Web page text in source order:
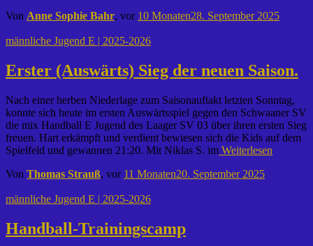
Von Anne Sophie Bahr, vor 10 Monaten28. September 2025
männliche Jugend E | 2025-2026
Erster (Auswärts) Sieg der neuen Saison.
Nach einer herben Niederlage zum Saisonauftakt letzten Sonntag,
konnte sich heute im ersten Auswärtsspiel gegen den Schwaaner SV
die mix Handball E Jugend des Laager SV 03 über ihren ersten Sieg
freuen. Hart erkämpft und verdient bewiesen sich die Kids auf dem
Spielfeld und gewannen 21:20. Mit Niklas S. im Weiterlesen
Von Thomas Strauß, vor 11 Monaten20. September 2025
männliche Jugend E | 2025-2026
Handball-Trainingscamp